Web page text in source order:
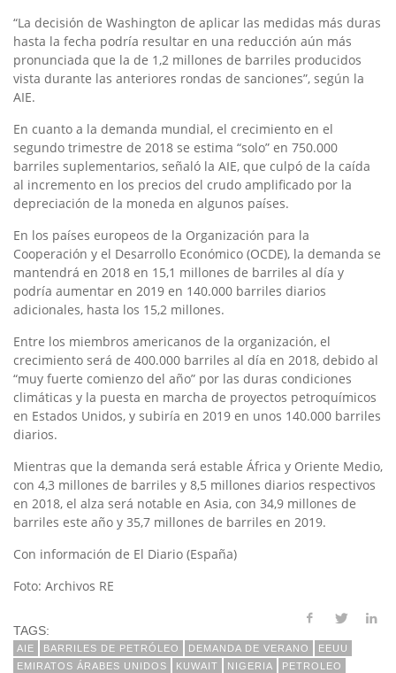
“La decisión de Washington de aplicar las medidas más duras
hasta la fecha podría resultar en una reducción aún más
pronunciada que la de 1,2 millones de barriles producidos
vista durante las anteriores rondas de sanciones”, según la
AIE.
En cuanto a la demanda mundial, el crecimiento en el
segundo trimestre de 2018 se estima “solo” en 750.000
barriles suplementarios, señaló la AIE, que culpó de la caída
al incremento en los precios del crudo amplificado por la
depreciación de la moneda en algunos países.
En los países europeos de la Organización para la
Cooperación y el Desarrollo Económico (OCDE), la demanda se
mantendrá en 2018 en 15,1 millones de barriles al día y
podría aumentar en 2019 en 140.000 barriles diarios
adicionales, hasta los 15,2 millones.
Entre los miembros americanos de la organización, el
crecimiento será de 400.000 barriles al día en 2018, debido al
“muy fuerte comienzo del año” por las duras condiciones
climáticas y la puesta en marcha de proyectos petroquímicos
en Estados Unidos, y subiría en 2019 en unos 140.000 barriles
diarios.
Mientras que la demanda será estable África y Oriente Medio,
con 4,3 millones de barriles y 8,5 millones diarios respectivos
en 2018, el alza será notable en Asia, con 34,9 millones de
barriles este año y 35,7 millones de barriles en 2019.
Con información de El Diario (España)
Foto: Archivos RE
TAGS:
AIE BARRILES DE PETRÓLEO DEMANDA DE VERANO
EEUU
EMIRATOS ÁRABES UNIDOS
KUWAIT NIGERIA PETROLEO